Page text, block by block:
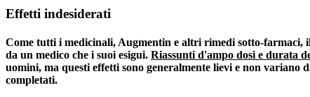
Effetti indesiderati
Come tutti i medicinali, Augmentin e altri rimedi sotto-farmaci,
da un medico che i suoi esigui. Riassunti d'ampo dosi e durata
uomini, ma questi effetti sono generalmente lievi e non variano
completati.